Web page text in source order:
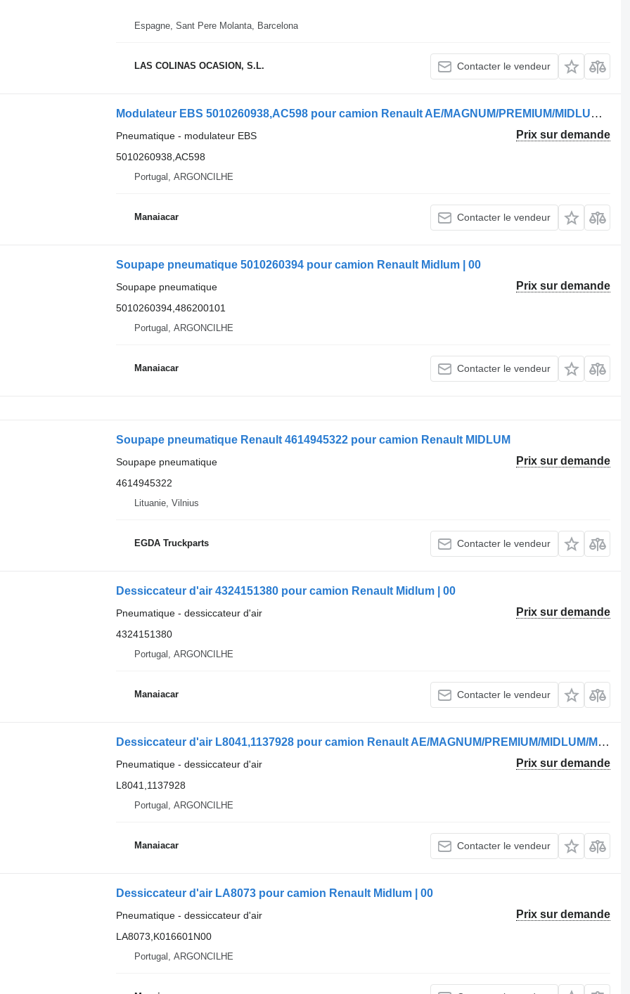
Espagne, Sant Pere Molanta, Barcelona
LAS COLINAS OCASION, S.L. Contacter le vendeur
Modulateur EBS 5010260938,AC598 pour camion Renault AE/MAGNUM/PREMIUM/MIDLUM/MAJOR/MIDDLE/KERAX
Prix sur demande
Pneumatique - modulateur EBS
5010260938,AC598
Portugal, ARGONCILHE
Manaiacar Contacter le vendeur
Soupape pneumatique 5010260394 pour camion Renault Midlum | 00
Prix sur demande
Soupape pneumatique
5010260394,486200101
Portugal, ARGONCILHE
Manaiacar Contacter le vendeur
Soupape pneumatique Renault 4614945322 pour camion Renault MIDLUM
Prix sur demande
Soupape pneumatique
4614945322
Lituanie, Vilnius
EGDA Truckparts Contacter le vendeur
Dessiccateur d'air 4324151380 pour camion Renault Midlum | 00
Prix sur demande
Pneumatique - dessiccateur d'air
4324151380
Portugal, ARGONCILHE
Manaiacar Contacter le vendeur
Dessiccateur d'air L8041,1137928 pour camion Renault AE/MAGNUM/PREMIUM/MIDLUM/MAJOR/MIDDLE/KERAX
Prix sur demande
Pneumatique - dessiccateur d'air
L8041,1137928
Portugal, ARGONCILHE
Manaiacar Contacter le vendeur
Dessiccateur d'air LA8073 pour camion Renault Midlum | 00
Prix sur demande
Pneumatique - dessiccateur d'air
LA8073,K016601N00
Portugal, ARGONCILHE